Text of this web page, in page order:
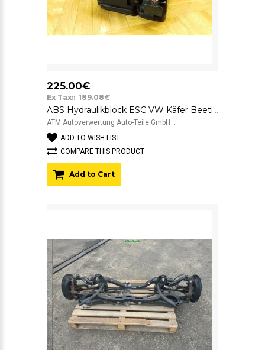
225.00€
Ex Tax:: 189.08€
ABS Hydraulikblock ESC VW Käfer Beetle 5C1 ATE 1K0614517EK 10.0212-1104.4
ATM Autoverwertung Auto-Teile GmbH ..
ADD TO WISH LIST
COMPARE THIS PRODUCT
Add to Cart